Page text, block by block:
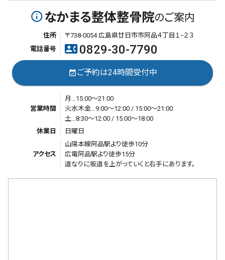
info_outlineなかまる整体整骨院のご案内
住所
〒738-0054 広島県廿日市市阿品４丁目１−２３
電話番号
contact_phone 0829-30-7790
event_availableご予約は24時間受付中
営業時間
月…15:00～21:00
火水木金…9:00～12:00 / 15:00～21:00
土…8:30～12:00 / 15:00～18:00
休業日
日曜日
アクセス
山陽本線阿品駅より徒歩10分
広電阿品駅より徒歩15分
道なりに坂道を上がっていくと右手にあります。